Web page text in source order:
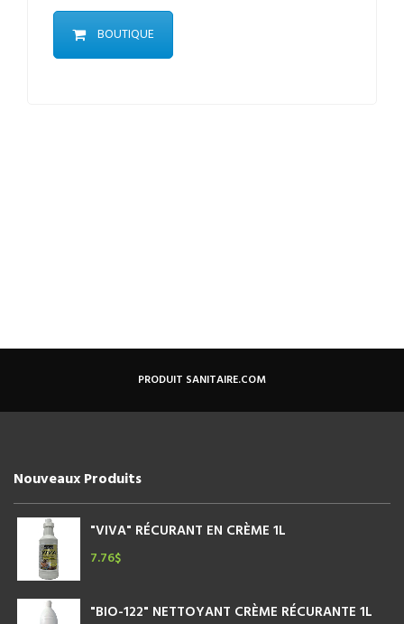
BOUTIQUE
PRODUIT SANITAIRE.COM
Nouveaux Produits
"VIVA" RÉCURANT EN CRÈME 1L
7.76$
"BIO-122" NETTOYANT CRÈME RÉCURANTE 1L